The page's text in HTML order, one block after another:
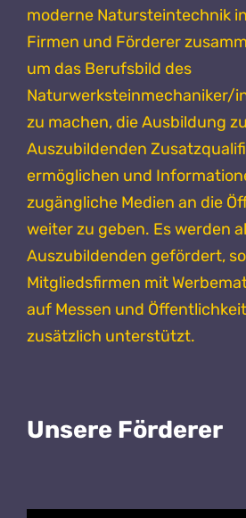
moderne Natursteintechnik
Firmen und Förderer
um das Berufsbild des
Naturwerksteinmechaniker/
zu machen, die Ausbildung
Auszubildenden
ermöglichen und
zugängliche Medien an die
weiter zu geben. Es werden
Auszubildenden gefördert,
Mitgliedsfirmen mit
auf Messen und
zusätzlich unterstützt.
Unsere Förderer